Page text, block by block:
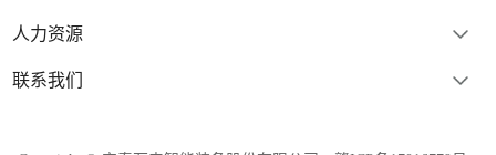
人力资源
联系我们